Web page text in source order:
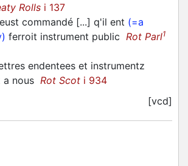
Rolls i 137
commandé [...] q'il ent (=a
ferroit instrument public Rot Parl1
endentees et instrumentz
nous Rot Scot i 934
[vcd]